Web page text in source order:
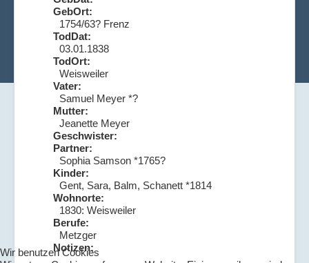
GebOrt:
1754/63? Frenz
TodDat:
03.01.1838
TodOrt:
Weisweiler
Vater:
Samuel Meyer *?
Mutter:
Jeanette Meyer
Geschwister:
Partner:
Sophia Samson *1765?
Kinder:
Gent, Sara, Balm, Schanett *1814
Wohnorte:
1830: Weisweiler
Berufe:
Metzger
Notizen:
Wir benutzen Cookies